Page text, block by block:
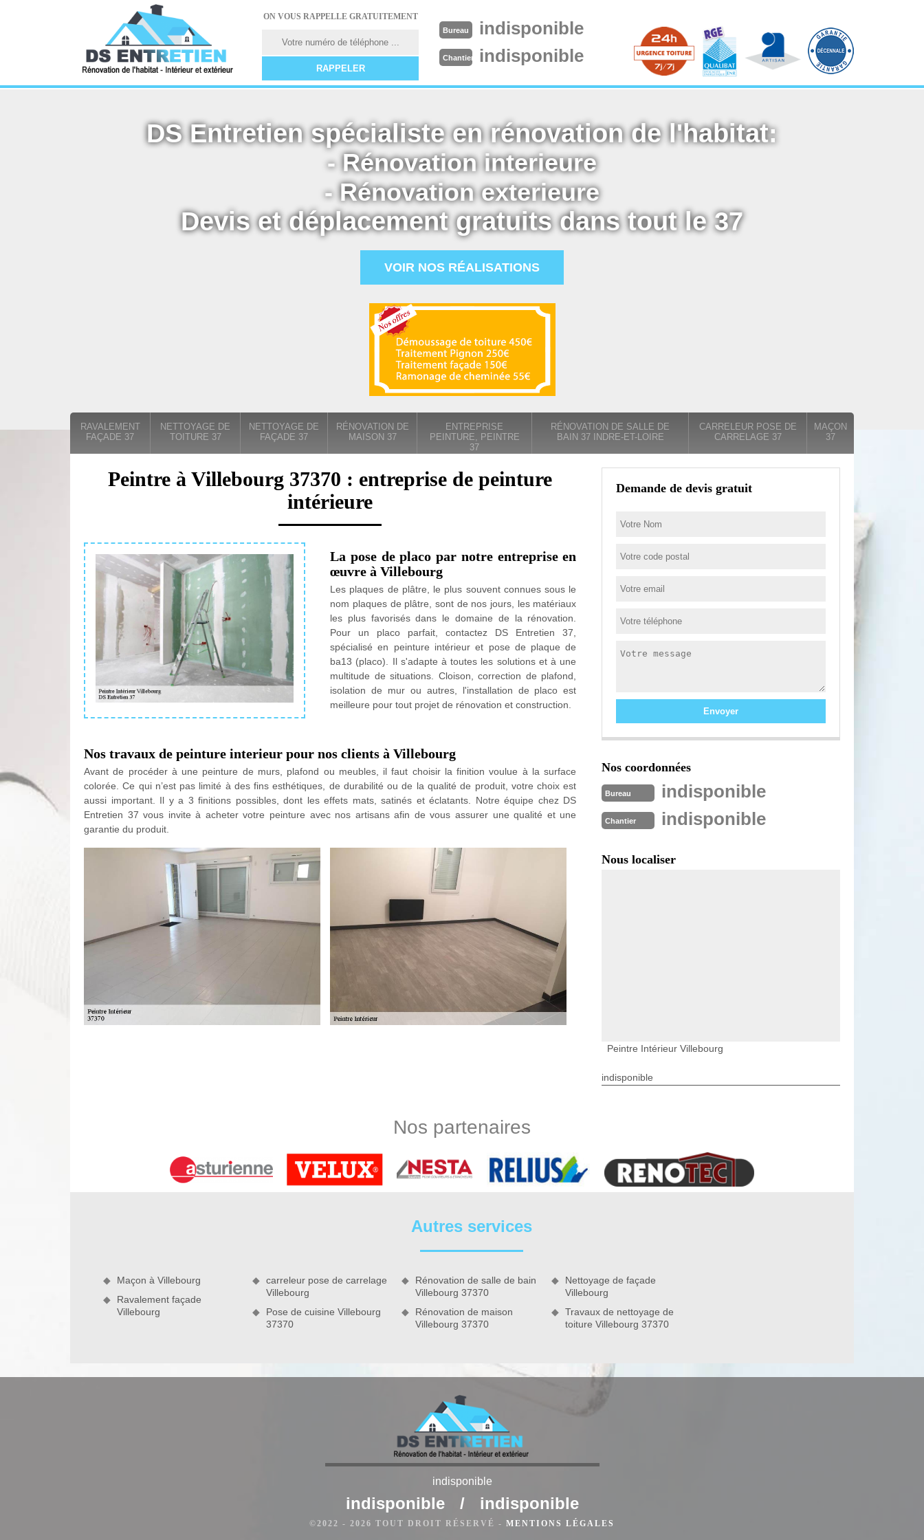
ON VOUS RAPPELLE GRATUITEMENT
Bureau indisponible
Chantier indisponible
DS Entretien spécialiste en rénovation de l'habitat:
- Rénovation interieure
- Rénovation exterieure
Devis et déplacement gratuits dans tout le 37
VOIR NOS RÉALISATIONS
RAVALEMENT
FAÇADE 37
NETTOYAGE DE
TOITURE 37
NETTOYAGE DE
FAÇADE 37
RÉNOVATION DE
MAISON 37
ENTREPRISE
PEINTURE, PEINTRE
37
RÉNOVATION DE SALLE DE
BAIN 37 INDRE-ET-LOIRE
CARRELEUR POSE DE
CARRELAGE 37
MAÇON
37
Peintre à Villebourg 37370 : entreprise de peinture
intérieure
La pose de placo par notre entreprise en
œuvre à Villebourg
Les plaques de plâtre, le plus souvent connues sous le
nom plaques de plâtre, sont de nos jours, les matériaux
les plus favorisés dans le domaine de la rénovation.
Pour un placo parfait, contactez DS Entretien 37,
spécialisé en peinture intérieur et pose de plaque de
ba13 (placo). Il s'adapte à toutes les solutions et à une
multitude de situations. Cloison, correction de plafond,
isolation de mur ou autres, l'installation de placo est
meilleure pour tout projet de rénovation et construction.
Nos travaux de peinture interieur pour nos clients à Villebourg
Avant de procéder à une peinture de murs, plafond ou meubles, il faut choisir la finition voulue à la surface
colorée. Ce qui n’est pas limité à des fins esthétiques, de durabilité ou de la qualité de produit, votre choix est
aussi important. Il y a 3 finitions possibles, dont les effets mats, satinés et éclatants. Notre équipe chez DS
Entretien 37 vous invite à acheter votre peinture avec nos artisans afin de vous assurer une qualité et une
garantie du produit.
Travaux de peinture intérieur et pose de plaque de ba13 (placo) avec DS Entretien
37 et ses experts
Le mot placo est très utilisé actuellement, mais il est en réalité plus réputé sous l’appellation de plaques de plâtre
acoustiques. Vous pouvez contacter une entreprise de plâtrerie professionnelle comme DS Entretien 37 pour
Réaliser une pose d'enduit intérieur à Villebourg
Envies de peindre l'intérieure de votre maison? Sachez qu’il est préférable de réaliser un travail de pose d'enduit
intérieure avant d'effectuer une pose peinture afin de reboucher tous les imperfections. Cela est dans le but
d'obtenir un effet propre et lisse de votre mur. Pour cette intervention, n'hésitez pas à contacter DS Entretien 37
à Villebourg 37370. Avec l’expérience qu’il a dans ce domaine, il vous assure que vous soyez satisfait du résultat
Demande de devis gratuit
Nos coordonnées
Bureau indisponible
Chantier indisponible
Nous localiser
Peintre Intérieur Villebourg
indisponible
Nos partenaires
Autres services
Maçon à Villebourg
Ravalement façade
Villebourg
carreleur pose de carrelage
Villebourg
Pose de cuisine Villebourg
37370
Rénovation de salle de bain
Villebourg 37370
Rénovation de maison
Villebourg 37370
Nettoyage de façade
Villebourg
Travaux de nettoyage de
toiture Villebourg 37370
indisponible
indisponible / indisponible
©2022 - 2026 TOUT DROIT RÉSERVÉ - MENTIONS LÉGALES